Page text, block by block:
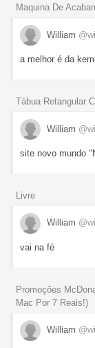
Maquina De
William
a melhor é da
Tábua Retangular
William
site novo mundo
Livre
William
vai na fé
Promoções
Mac Por 7 Reais!)
William